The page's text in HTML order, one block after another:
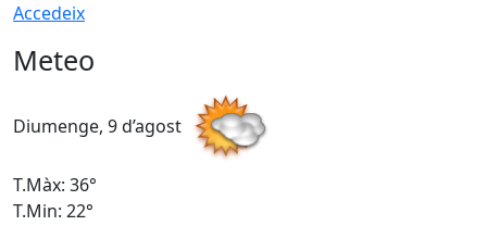
Accedeix
Meteo
Diumenge, 9 d’agost
T.Màx: 36°
T.Min: 22°